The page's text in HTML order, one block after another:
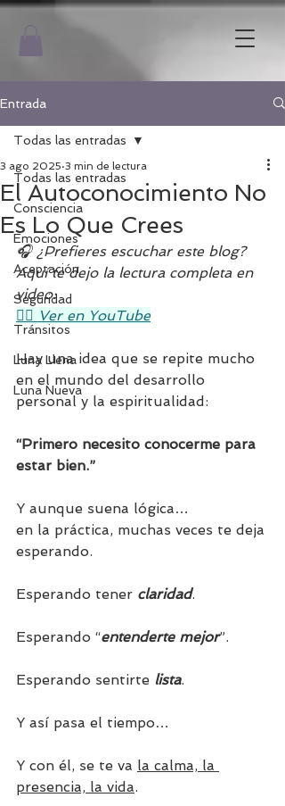
Entrada
Todas las entradas
Consciencia
Emociones
Aceptación
Seguridad
Tránsitos
Luna Llena
Luna Nueva
Todas las entradas
El Autoconocimiento No
Es Lo Que Crees
3 ago 2025 3 min de lectura
🎧 ¿Prefieres escuchar este blog?
Aquí te dejo la lectura completa en
video:
👉🏼 Ver en YouTube
Hay una idea que se repite mucho
en el mundo del desarrollo
personal y la espiritualidad:
“Primero necesito conocerme para
estar bien.”
Y aunque suena lógica…
en la práctica, muchas veces te deja
esperando.
Esperando tener claridad.
Esperando “entenderte mejor”.
Esperando sentirte lista.
Y así pasa el tiempo…
Y con él, se te va la calma, la
presencia, la vida.